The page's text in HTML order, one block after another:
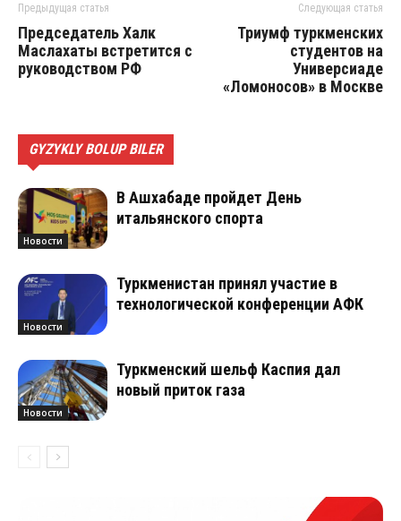
Предыдущая статья
Председатель Халк
Маслахаты встретится с
руководством РФ
Следующая статья
Триумф туркменских
студентов на
Универсиаде
«Ломоносов» в Москве
GYZYKLY BOLUP BILER
Новости
В Ашхабаде пройдет День
итальянского спорта
Новости
Туркменистан принял участие в
технологической конференции АФК
Новости
Туркменский шельф Каспия дал
новый приток газа